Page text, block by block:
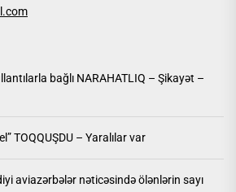
bağlı NARAHATLIQ – Şikayət –
TOQQUŞDU – Yaralılar var
aviazərbələr nəticəsində ölənlərin sayı